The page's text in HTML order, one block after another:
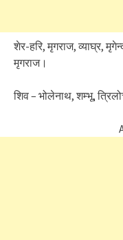
शेर-हरि, मृगराज, व्याघ्र,
मृगराज।
शिव – भोलेनाथ, शम्भू,